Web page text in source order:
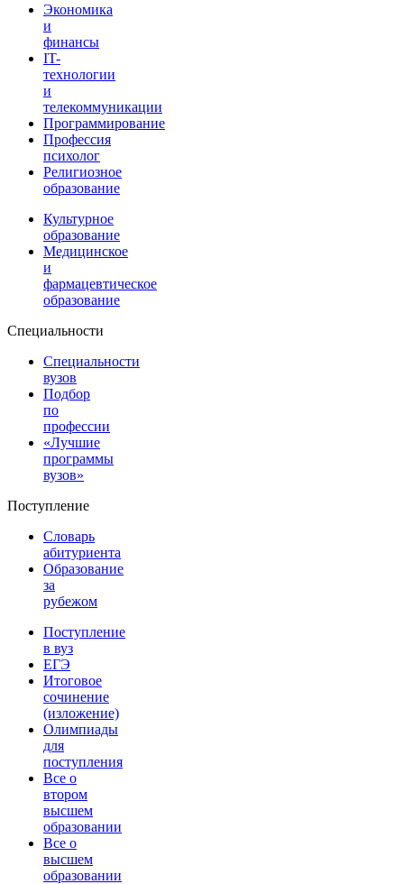
Экономика
и
финансы
IT-
технологии
и
телекоммуникации
Программирование
Профессия
психолог
Религиозное
образование
Культурное
образование
Медицинское
и
фармацевтическое
образование
Специальности
Специальности
вузов
Подбор
по
профессии
«Лучшие
программы
вузов»
Поступление
Словарь
абитуриента
Образование
за
рубежом
Поступление
в вуз
ЕГЭ
Итоговое
сочинение
(изложение)
Олимпиады
для
поступления
Все о
втором
высшем
образовании
Все о
высшем
образовании